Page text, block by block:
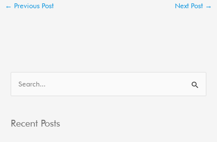
← Previous Post Next Post →
rRecent Posts